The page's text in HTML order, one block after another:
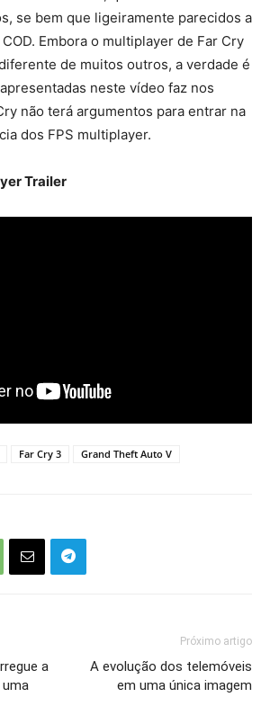
se bem que ligeiramente parecidos a
Embora o multiplayer de Far Cry
de muitos outros, a verdade é
neste vídeo faz nos
não terá argumentos para entrar na
dos FPS multiplayer.
Trailer
Far Cry 3 Grand Theft Auto V
a
Próximo artigo
A evolução dos telemóveis
em uma única imagem